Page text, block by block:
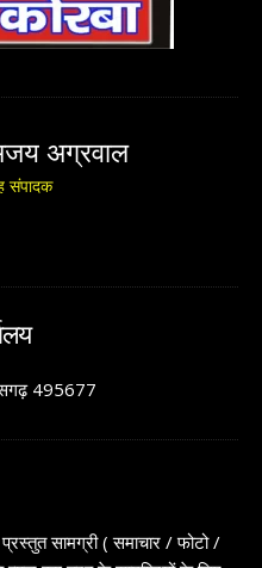
अग्रवाल
संपादक
495677
सामग्री ( समाचार / फोटो /